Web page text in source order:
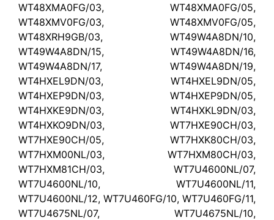
WT48XMA0FG/03, WT48XMA0FG/05,
WT48XMV0FG/03, WT48XMV0FG/05,
WT48XRH9GB/03, WT49W4A8DN/10,
WT49W4A8DN/15, WT49W4A8DN/16,
WT49W4A8DN/17, WT49W4A8DN/19,
WT4HXEL9DN/03, WT4HXEL9DN/05,
WT4HXEP9DN/03, WT4HXEP9DN/05,
WT4HXKE9DN/03, WT4HXKL9DN/03,
WT4HXKO9DN/03, WT7HXE90CH/03,
WT7HXE90CH/05, WT7HXK80CH/03,
WT7HXM00NL/03, WT7HXM80CH/03,
WT7HXM81CH/03, WT7U4600NL/07,
WT7U4600NL/10, WT7U4600NL/11,
WT7U4600NL/12, WT7U460FG/10, WT7U460FG/11,
WT7U4675NL/07, WT7U4675NL/10,